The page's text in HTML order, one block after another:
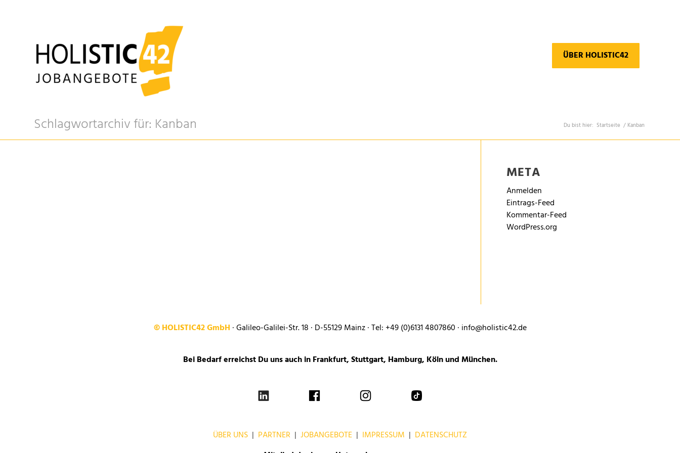
ÜBER HOLISTIC42
Schlagwortarchiv für: Kanban Du bist hier: Startseite / Kanban
META
Anmelden
Eintrags-Feed
Kommentar-Feed
WordPress.org
© HOLISTIC42 GmbH · Galileo-Galilei-Str. 18 · D-55129 Mainz · Tel: +49 (0)6131 4807860 · info@holistic42.de
Bei Bedarf erreichst Du uns auch in Frankfurt, Stuttgart, Hamburg, Köln und München.
ÜBER UNS | PARTNER | JOBANGEBOTE | IMPRESSUM | DATENSCHUTZ